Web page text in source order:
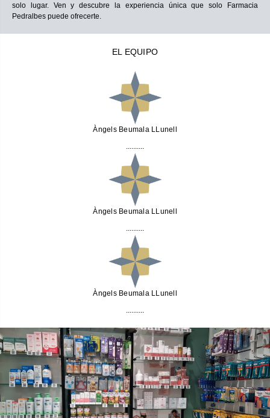
solo lugar. Ven y descubre la experiencia única que solo Farmacia
Pedralbes puede ofrecerte.
EL EQUIPO
Àngels Beumala LLunell
Àngels Beumala LLunell
Àngels Beumala LLunell